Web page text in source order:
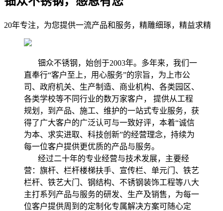
20年专注，为您提供一流产品和服务，精雕细琢，精益求精
钿众不锈钢，始创于2003年。多年来，我们一
直奉行“客户至上，用心服务”的宗旨，为上市公
司、政府机关、生产制造、商业机构、各类园区、
各类学校等不同行业的数万家客户， 提供从工程
规划，到产品、施工、维护的一站式专业服务，获
得了广大客户的广泛认可与一致好评，本着“诚信
为本、求实进取、科技创新”的经营理念，持续为
每一位客户提供更优质的产品与服务。
经过二十年的专业经营与技术发展，主要经
营：旗杆、栏杆楼梯扶手、宣传栏、单元门、铁艺
栏杆、铁艺大门、钢结构、不锈钢装饰工程等八大
主打系列产品与服务的研发、生产及销售，为每一
位客户提供周到的定制化专属解决方案可随心定